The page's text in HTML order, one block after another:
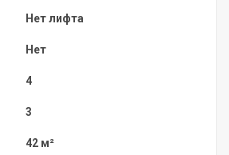
Нет лифта
Нет
4
3
42 м²